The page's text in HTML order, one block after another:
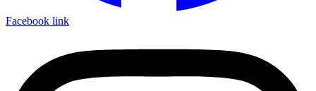
Facebook link